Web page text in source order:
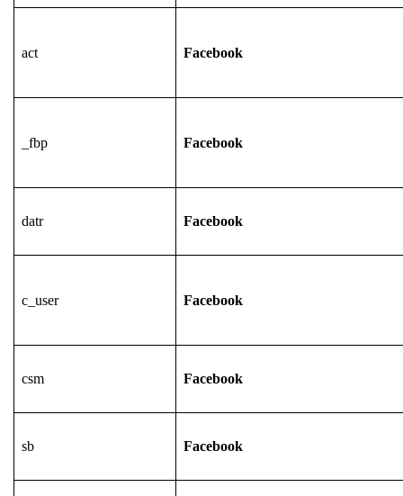
act Facebook
_fbp Facebook
datr Facebook
c_user Facebook
csm Facebook
sb Facebook